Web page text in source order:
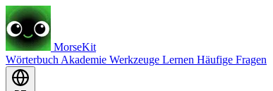
MorseKit
Wörterbuch Akademie Werkzeuge Lernen Häufige Fragen